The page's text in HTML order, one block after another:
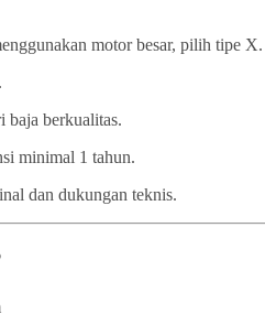
motor besar, pilih tipe X.
baja berkualitas.
minimal 1 tahun.
dan dukungan teknis.